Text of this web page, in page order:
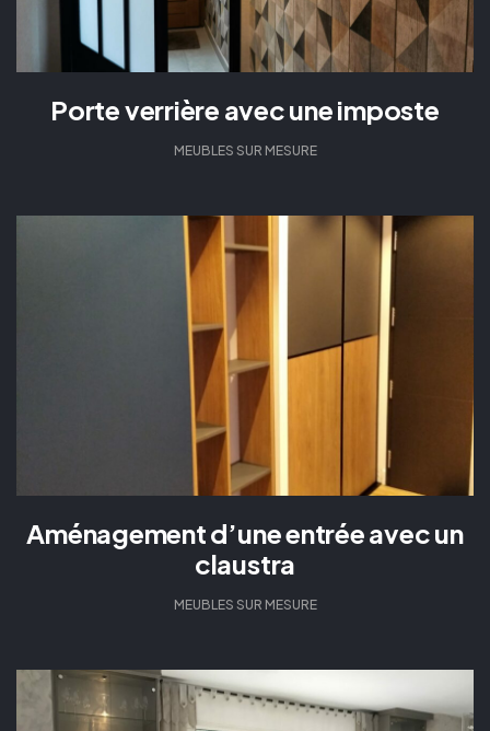
Porte verrière avec une imposte
MEUBLES SUR MESURE
Aménagement d’une entrée avec un
claustra
MEUBLES SUR MESURE